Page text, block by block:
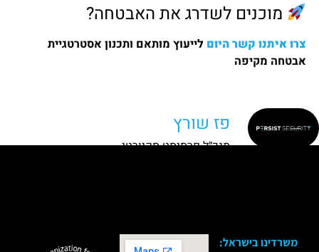
מוכנים לשדרג את האבטחה?
צרו איתנו קשר היום לייעוץ מותאם ותכנון אסטרטגיית
אבטחה מקיפה
פז שורץ
מנכ״ל פרסיסט סקיורטי
משרדינו בישראל: